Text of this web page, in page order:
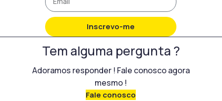
Inscrevo-me
Tem alguma pergunta ?
Adoramos responder ! Fale conosco agora
mesmo !
Fale conosco